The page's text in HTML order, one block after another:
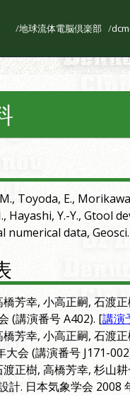
地球流体電脳倶楽部
Toyoda, E.,
Hayashi, Y.-Y., Gtool
numerical data,
芳幸, 小高正嗣, 石渡
(講演番号 A402). [講演
橋芳幸, 小高正嗣, 石渡
大会 (講演番号 J171-
正樹, 高橋芳幸, 杉山
計. 日本気象学会 2008